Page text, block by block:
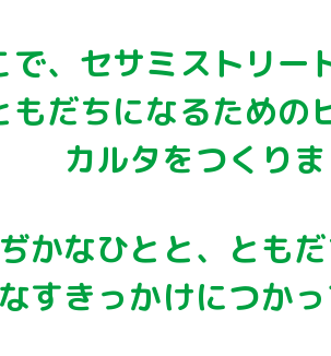
で、セサミストリー
もだちになるための
カルタをつくりま
かなひとと、ともだ
すきっかけにつかっ